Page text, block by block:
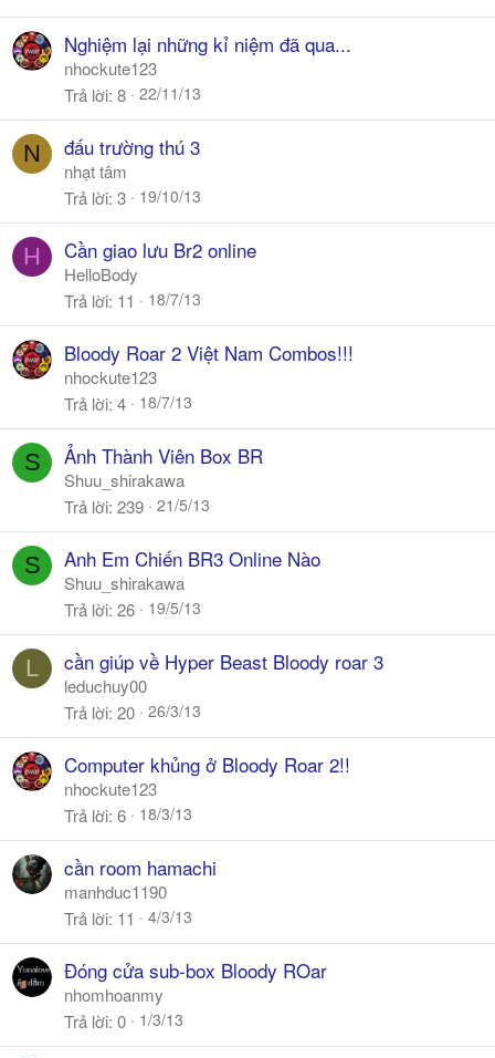
Nghiệm lại những kỉ niệm đã qua...
nhockute123
Trả lời 8 22/11/13
N đấu trường thú 3
nhạt tâm
Trả lời 3 19/10/13
H Cần giao lưu Br2 online
HelloBody
Trả lời 11 18/7/13
Bloody Roar 2 Việt Nam Combos!!!
nhockute123
Trả lời 4 18/7/13
S Ảnh Thành Viên Box BR
Shuu_shirakawa
Trả lời 239 21/5/13
S Anh Em Chiến BR3 Online Nào
Shuu_shirakawa
Trả lời 26 19/5/13
L cần giúp về Hyper Beast Bloody roar 3
leduchuy00
Trả lời 20 26/3/13
Computer khủng ở Bloody Roar 2!!
nhockute123
Trả lời 6 18/3/13
cần room hamachi
manhduc1190
Trả lời 11 4/3/13
Đóng cửa sub-box Bloody ROar
nhomhoanmy
Trả lời 0 1/3/13